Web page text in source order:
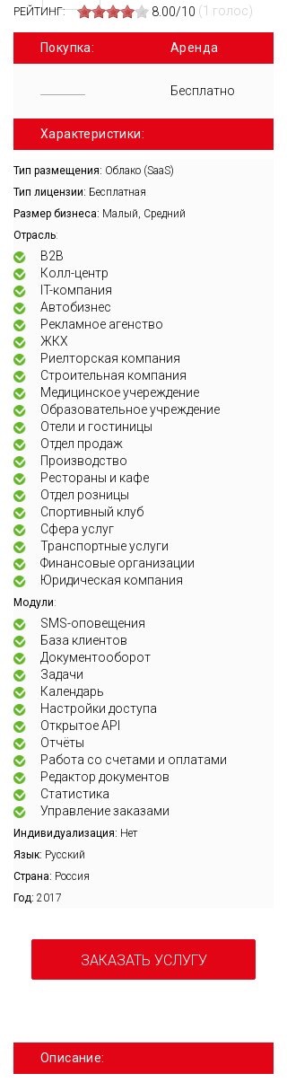
РЕЙТИНГ: 8.00/10 (1 голос)
Покупка: Аренда
Бесплатно
Характеристики:
Тип размещения: Облако (SaaS)
Тип лицензии: Бесплатная
Размер бизнеса: Малый, Средний
Отрасль:
B2B
Колл-центр
IT-компания
Автобизнес
Рекламное агенство
ЖКХ
Риелторская компания
Строительная компания
Медицинское учереждение
Образовательное учреждение
Отели и гостиницы
Отдел продаж
Производство
Рестораны и кафе
Отдел розницы
Спортивный клуб
Сфера услуг
Транспортные услуги
Финансовые организации
Юридическая компания
Модули:
SMS-оповещения
База клиентов
Документооборот
Задачи
Календарь
Настройки доступа
Открытое API
Отчёты
Работа со счетами и оплатами
Редактор документов
Статистика
Управление заказами
Индивидуализация: Нет
Язык: Русский
Страна: Россия
Год: 2017
ЗАКАЗАТЬ УСЛУГУ
Описание: